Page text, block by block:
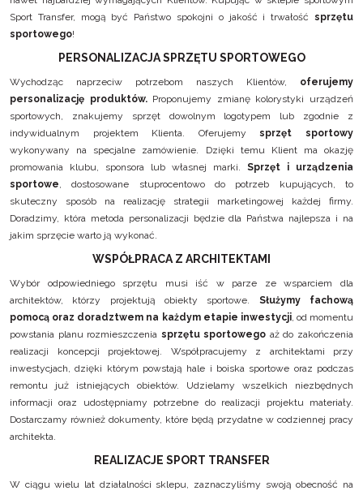
Sport Transfer, mogą być Państwo spokojni o jakość i trwałość sprzętu
sportowego!
PERSONALIZACJA SPRZĘTU SPORTOWEGO
Wychodząc naprzeciw potrzebom naszych Klientów, oferujemy
personalizację produktów.Proponujemy zmianę kolorystyki urządzeń
sportowych, znakujemy sprzęt dowolnym logotypem lub zgodnie z
indywidualnym projektem Klienta. Oferujemysprzęt sportowy
wykonywany na specjalne zamówienie. Dzięki temu Klient ma okazję
promowania klubu, sponsora lub własnej marki. Sprzęt i urządzenia
sportowe, dostosowane stuprocentowo do potrzeb kupujących, to
skuteczny sposób na realizację strategii marketingowej każdej firmy.
Doradzimy, która metoda personalizacji będzie dla Państwa najlepsza i na
jakim sprzęcie warto ją wykonać.
WSPÓŁPRACA Z ARCHITEKTAMI
Wybór odpowiedniego sprzętu musi iść w parze ze wsparciem dla
architektów, którzy projektują obiekty sportowe. Służymy fachową
pomocą oraz doradztwem na każdym etapie inwestycji, od momentu
powstania planu rozmieszczenia sprzętu sportowego aż do zakończenia
realizacji koncepcji projektowej. Współpracujemy z architektami przy
inwestycjach, dzięki którym powstają hale i boiska sportowe oraz podczas
remontu już istniejących obiektów. Udzielamy wszelkich niezbędnych
informacji oraz udostępniamy potrzebne do realizacji projektu materiały.
Dostarczamy również dokumenty, które będą przydatne w codziennej pracy
architekta.
REALIZACJE SPORT TRANSFER
W ciągu wielu lat działalności sklepu, zaznaczyliśmy swoją obecność na